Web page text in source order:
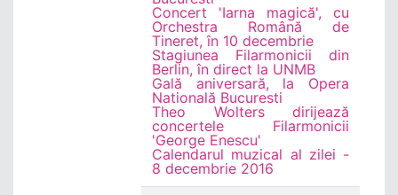
Concert 'Iarna magică', cu
Orchestra Română de
Tineret, în 10 decembrie
Stagiunea Filarmonicii din
Berlin, în direct la UNMB
Gală aniversară, la Opera
Natională Bucuresti
Theo Wolters dirijează
concertele Filarmonicii
'George Enescu'
Calendarul muzical al zilei -
8 decembrie 2016